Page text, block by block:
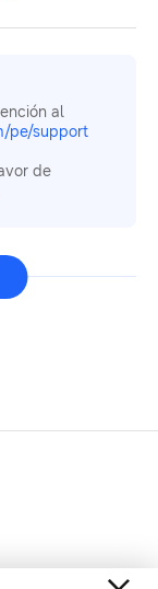
al
pe/support
de